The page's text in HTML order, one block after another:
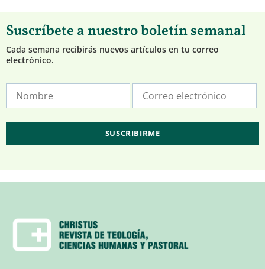
Suscríbete a nuestro boletín semanal
Cada semana recibirás nuevos artículos en tu correo
electrónico.